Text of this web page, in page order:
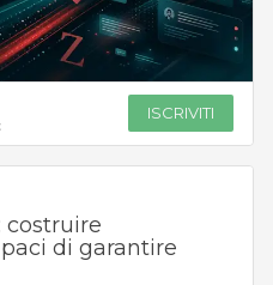
ISCRIVITI
costruire
di garantire